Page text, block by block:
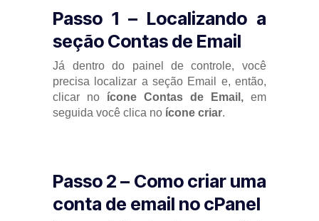
Passo 1 – Localizando a
seção Contas de Email
Já dentro do painel de controle, você
precisa localizar a seção Email e, então,
clicar no ícone Contas de Email,em
seguida você clica no ícone criar.
Passo 2 – Como criar uma
conta de email no cPanel